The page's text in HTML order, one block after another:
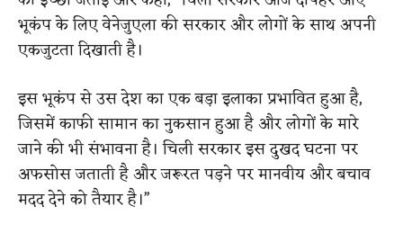
भूकंप के लिए वेनेजुएला की सरकार और लोगों के साथ अपनी
एकजुटता दिखाती है।
इस भूकंप से उस देश का एक बड़ा इलाका प्रभावित हुआ है,
जिसमें काफी सामान का नुकसान हुआ है और लोगों के मारे
जाने की भी संभावना है। चिली सरकार इस दुखद घटना पर
अफसोस जताती है और जरूरत पड़ने पर मानवीय और बचाव
मदद देने को तैयार है।”